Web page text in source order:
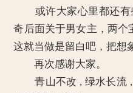
或许大家心里都还有
奇后面关于男女主，两个
这就当做是留白吧，把想
再次感谢大家。
青山不改 , 绿水长流 ,